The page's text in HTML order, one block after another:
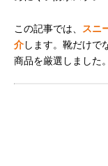
この記事では、
スニ
介します。靴だけで
商品を厳選しました